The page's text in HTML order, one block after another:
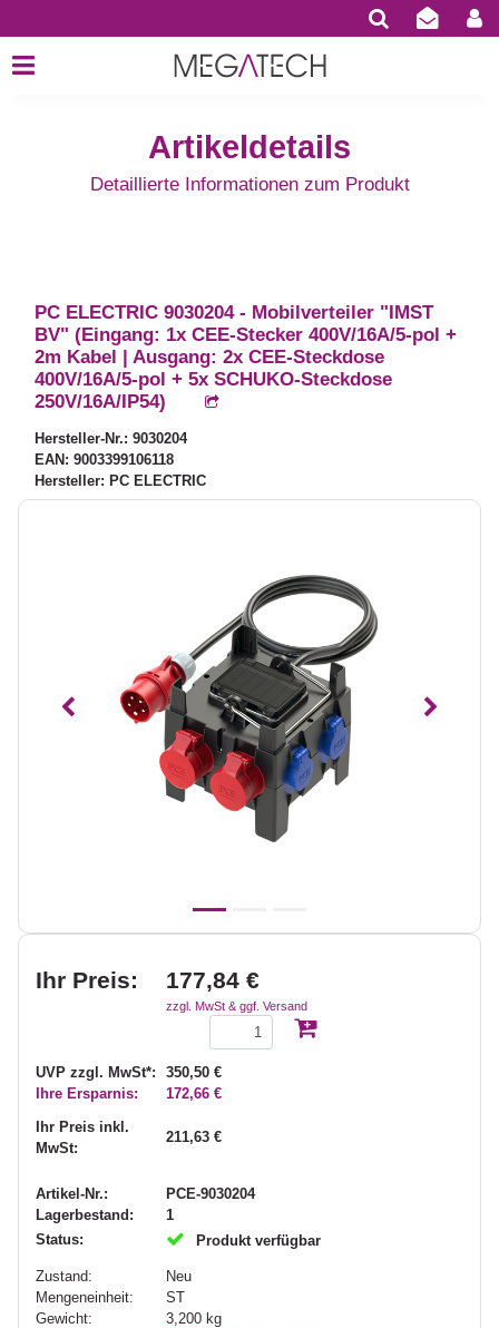
Artikeldetails
Detaillierte Informationen zum Produkt
PC ELECTRIC 9030204 - Mobilverteiler "IMST
BV" (Eingang: 1x CEE-Stecker 400V/16A/5-pol +
2m Kabel | Ausgang: 2x CEE-Steckdose
400V/16A/5-pol + 5x SCHUKO-Steckdose
250V/16A/IP54)
Hersteller-Nr.: 9030204
EAN: 9003399106118
Hersteller: PC ELECTRIC
Vorheriges
Ihr Preis: 177,84 €
zzgl. MwSt & ggf. Versand
UVP zzgl. MwSt*:
350,50 €
Ihre Ersparnis:
172,66 €
Ihr Preis inkl.
MwSt:
211,63 €
Artikel-Nr.:
PCE-9030204
Lagerbestand:
1
Status:
Produkt verfügbar
Zustand:
Neu
Mengeneinheit:
ST
Gewicht:
3,200 kg